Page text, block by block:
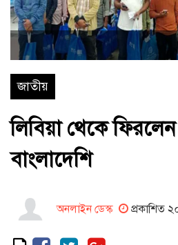
জাতীয়
লিবিয়া থেকে
বাংলাদেশি
অনলাইন ডেস্ক প্রকাশিত